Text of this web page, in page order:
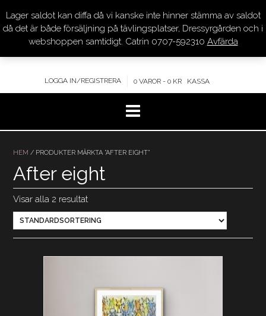
innehåll
DRESSYR.COM
KVALITET – KOMPETENS – SERVICE
LOGGA IN/REGISTRERA 0 VAROR - 0 KR KASSA
HEM / PRODUKTER MÄRKTA ”AFTER EIGHT”
After eight
Visar alla 2 resultat
Lager saldot kan diffa då vi kanske inte hinner stämma av saldot
då det är både försäljning på tävlingsplatser, Dressyrgården och i
webshoppen samtidigt. Catrin 0707-592310 Avfärda